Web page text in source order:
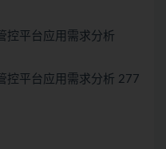
控平台应用需求分析
控平台应用需求分析 277